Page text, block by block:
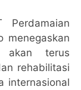
Perdamaian
menegaskan
akan terus
rehabilitasi
internasional